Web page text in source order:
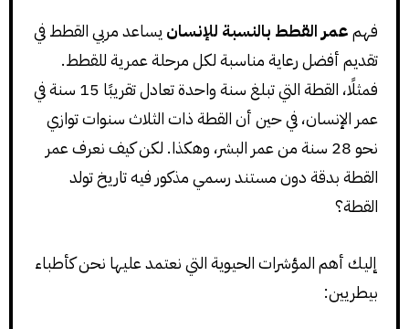
فهمعمر القطط بالنسبة للإنسان يساعد مربي القطط في
تقديم أفضل رعاية مناسبة لكل مرحلة عمرية للقطط.
فمثلًا، القطة التي تبلغ سنة واحدة تعادل تقريبًا 15 سنة في
عمر الإنسان، في حين أن القطة ذات الثلاث سنوات توازي
نحو 28 سنة من عمر البشر، وهكذا. لكن كيف نعرف عمر
القطة بدقة دون مستند رسمي مذكور فيه تاريخ تولد
القطة؟
إليك أهم المؤشرات الحيوية التي نعتمد عليها نحن كأطباء
بيطريين: